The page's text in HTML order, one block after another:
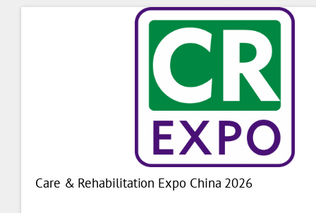
Care & Rehabilitation Expo China 2026